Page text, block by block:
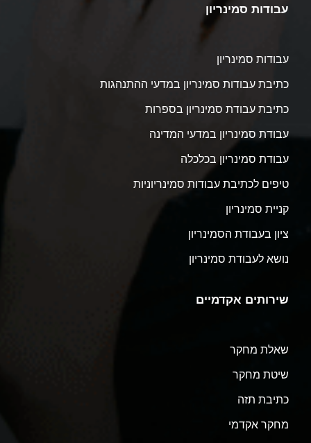
עבודות סמינריון
עבודות סמינריון
כתיבת עבודות סמינריון במדעי ההתנהגות
כתיבת עבודת סמינריון בספרות
עבודת סמינריון במדעי המדינה
עבודת סמינריון בכלכלה
טיפים לכתיבת עבודות סמינריוניות
קניית סמינריון
ציון בעבודת הסמינריון
נושא לעבודת סמינריון
שירותים אקדמיים
שאלת מחקר
שיטת מחקר
כתיבת תזה
מחקר אקדמי